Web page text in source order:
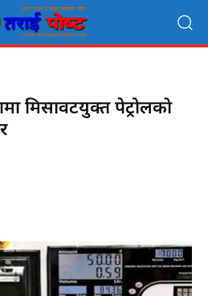
मिसावटयुक्त पेट्रोलकाे